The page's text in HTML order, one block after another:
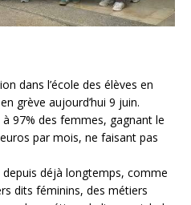
dans l’école des élèves en
grève aujourd’hui 9 juin.
97% des femmes, gagnant le
par mois, ne faisant pas
déjà longtemps, comme
dits féminins, des métiers